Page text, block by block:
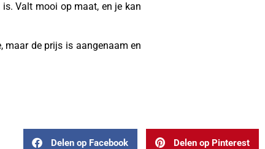
Valt mooi op maat, en je kan
maar de prijs is aangenaam en
Delen op Facebook Delen op Pinterest